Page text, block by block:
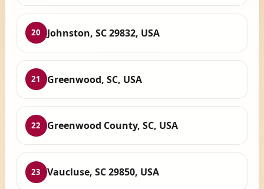
20 Johnston, SC 29832, USA
21 Greenwood, SC, USA
22 Greenwood County, SC, USA
23 Vaucluse, SC 29850, USA